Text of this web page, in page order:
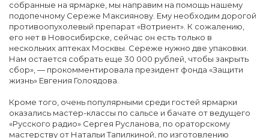
собранные на ярмарке, мы направим на помощь нашему
подопечному Сереже Максиянову. Ему необходим дорогой
противоопухолевый препарат «Вотриент». К сожалению,
его нет в Новосибирске, сейчас он есть только в
нескольких аптеках Москвы. Сереже нужно две упаковки.
Нам остается собрать еще 30 000 рублей, чтобы закрыть
сбор», — прокомментировала президент фонда «Защити
жизнь» Евгения Голоядова.
Кроме того, очень популярными среди гостей ярмарки
оказались мастер-классы по сальсе и бачате от ведущего
«Русского радио» Сергея Русланова, по ораторскому
мастерству от Натальи Тапилкиной, по изготовлению